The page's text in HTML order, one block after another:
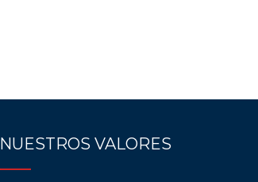
NUESTROS VALORES